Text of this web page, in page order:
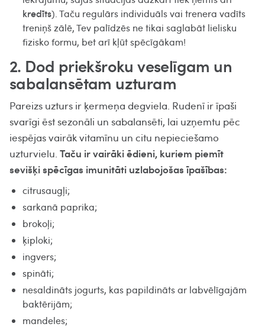
kredīts). Taču regulārs individuāls vai trenera vadīts
treniņš zālē, Tev palīdzēs ne tikai saglabāt lielisku
fizisko formu, bet arī kļūt spēcīgākam!
2. Dod priekšroku veselīgam un
sabalansētam uzturam
Pareizs uzturs ir ķermeņa degviela. Rudenī ir īpaši
svarīgi ēst sezonāli un sabalansēti, lai uzņemtu pēc
iespējas vairāk vitamīnu un citu nepieciešamo
uzturvielu. Taču ir vairāki ēdieni, kuriem piemīt
sevišķi spēcīgas imunitāti uzlabojošas īpašības:
citrusaugļi;
sarkanā paprika;
brokoļi;
ķiploki;
ingvers;
spināti;
nesaldināts jogurts, kas papildināts ar labvēlīgajām
baktērijām;
mandeles;